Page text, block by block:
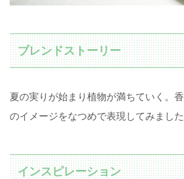
ブレンドストーリー
夏の実りが始まり植物が満ちていく。
のイメージをなつめで表現してみました
インスピレーション